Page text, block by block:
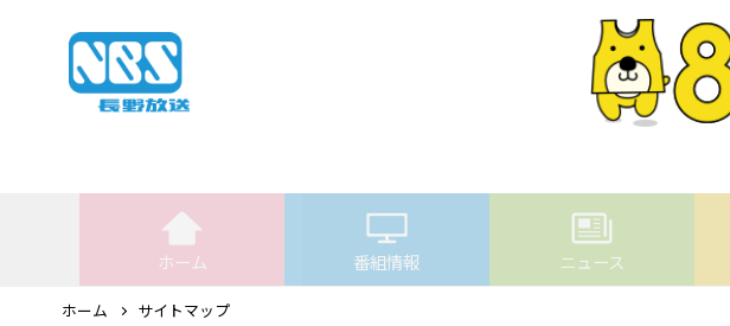
ホーム 番組情報 ニュース
ホーム サイトマップ